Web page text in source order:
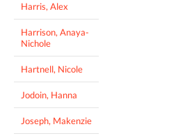
Harris, Alex
Harrison, Anaya-
Nichole
Hartnell, Nicole
Jodoin, Hanna
Joseph, Makenzie